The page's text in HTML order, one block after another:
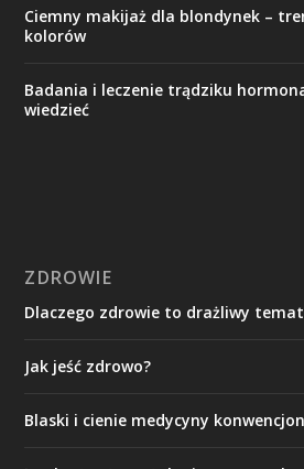
Ciemny makijaż dla blondynek –
kolorów
Badania i leczenie trądziku
wiedzieć
ZDROWIE
Dlaczego zdrowie to drażliwy temat
Jak jeść zdrowo?
Blaski i cienie medycyny